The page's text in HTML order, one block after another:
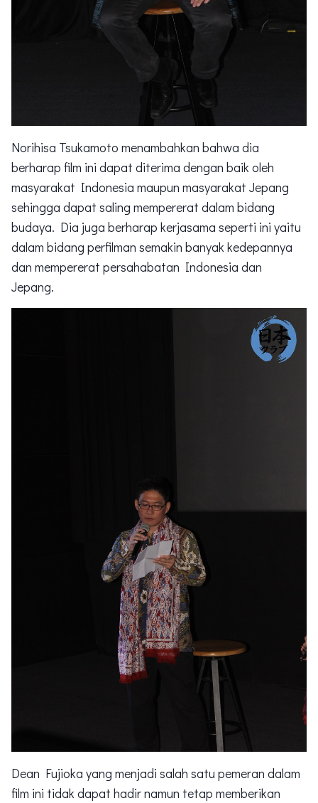
Norihisa Tsukamoto menambahkan bahwa dia
berharap film ini dapat diterima dengan baik oleh
masyarakat Indonesia maupun masyarakat Jepang
sehingga dapat saling mempererat dalam bidang
budaya. Dia juga berharap kerjasama seperti ini yaitu
dalam bidang perfilman semakin banyak kedepannya
dan mempererat persahabatan Indonesia dan
Jepang.
Dean Fujioka yang menjadi salah satu pemeran dalam
film ini tidak dapat hadir namun tetap memberikan